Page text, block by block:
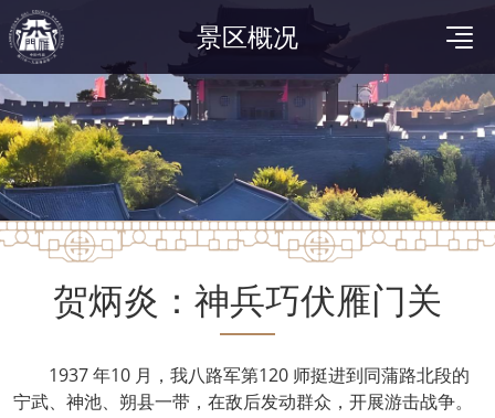
景区概况
贺炳炎：神兵巧伏雁门关
1937 年10 月，我八路军第120 师挺进到同蒲路北段的
宁武、神池、朔县一带，在敌后发动群众，开展游击战争。